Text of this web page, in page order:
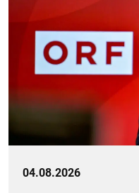
04.08.2026